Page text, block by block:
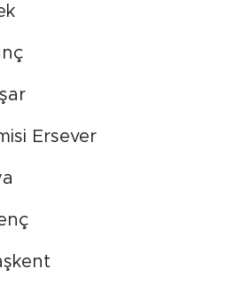
Ersever